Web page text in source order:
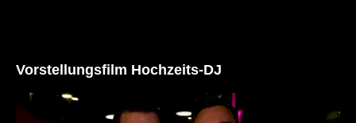
Vorstellungsfilm Hochzeits-DJ